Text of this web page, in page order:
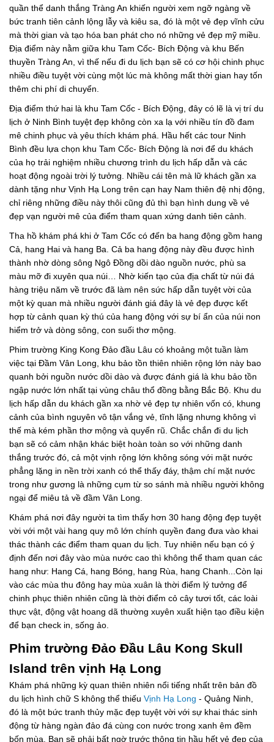
quần thể danh thắng Tràng An khiến người xem ngỡ ngàng về
bức tranh tiên cảnh lộng lẫy và kiêu sa, đó là một vẻ đẹp vĩnh cửu
mà thời gian và tạo hóa ban phát cho nó những vẻ đẹp mỹ miều.
Địa điểm này nằm giữa khu Tam Cốc- Bích Động và khu Bến
thuyền Tràng An, vì thế nếu đi du lịch bạn sẽ có cơ hội chinh phục
nhiều điều tuyệt vời cùng một lúc mà không mất thời gian hay tốn
thêm chi phí di chuyển.
Địa điểm thứ hai là khu Tam Cốc - Bích Động, đây có lẽ là vị trí du
lịch ở Ninh Bình tuyệt đẹp không còn xa lạ với nhiều tín đồ đam
mê chinh phục và yêu thích khám phá. Hầu hết các tour Ninh
Bình đều lựa chọn khu Tam Cốc- Bích Động là nơi để du khách
của họ trải nghiệm nhiều chương trình du lịch hấp dẫn và các
hoạt động ngoài trời lý tưởng. Nhiều cái tên mà lữ khách gần xa
dành tặng như Vịnh Hạ Long trên cạn hay Nam thiên đệ nhị động,
chỉ riêng những điều này thôi cũng đủ thì bạn hình dung về vẻ
đẹp vạn người mê của điểm tham quan xứng danh tiên cảnh.
Tha hồ khám phá khi ở Tam Cốc có đến ba hang động gồm hang
Cả, hang Hai và hang Ba. Cả ba hang động này đều được hình
thành nhờ dòng sông Ngô Đồng dồi dào nguồn nước, phù sa
màu mỡ đi xuyên qua núi… Nhờ kiến tạo của địa chất từ núi đá
hàng triệu năm về trước đã làm nên sức hấp dẫn tuyệt vời của
một kỳ quan mà nhiều người đánh giá đây là vẻ đẹp được kết
hợp từ cảnh quan kỳ thú của hang động với sự bí ẩn của núi non
hiểm trở và dòng sông, con suối thơ mộng.
Phim trường King Kong Đảo đầu Lâu có khoảng một tuần làm
việc tại Đầm Vân Long, khu bảo tồn thiên nhiên rộng lớn này bao
quanh bởi nguồn nước dồi dào và được đánh giá là khu bảo tồn
ngập nước lớn nhất tại vùng châu thổ đồng bằng Bắc Bộ. Khu du
lịch hấp dẫn du khách gần xa nhờ vẻ đẹp tự nhiên vốn có, khung
cảnh của bình nguyên vô tận vắng vẻ, tĩnh lặng nhưng không vì
thế mà kém phần thơ mộng và quyến rũ. Chắc chắn đi du lịch
bạn sẽ có cảm nhận khác biệt hoàn toàn so với những danh
thắng trước đó, cả một vịnh rộng lớn không sóng với mặt nước
phẳng lặng in nền trời xanh có thể thấy đáy, thậm chí mặt nước
trong như gương là những cụm từ so sánh mà nhiều người không
ngại để miêu tả về đầm Vân Long.
Khám phá nơi đây người ta tìm thấy hơn 30 hang động đẹp tuyệt
vời với một vài hang quy mô lớn chính quyền đang đưa vào khai
thác thành các điểm tham quan du lịch. Tuy nhiên nếu bạn có ý
định đến nơi đây vào mùa nước cao thì không thể tham quan các
hang như: Hang Cá, hang Bóng, hang Rùa, hang Chanh...Còn lại
vào các mùa thu đông hay mùa xuân là thời điểm lý tưởng để
chinh phục thiên nhiên cũng là thời điểm cỏ cây tươi tốt, các loài
thực vật, động vật hoang dã thường xuyên xuất hiện tạo điều kiện
để bạn check in, sống ảo.
Phim trường Đảo Đầu Lâu Kong Skull
Island trên vịnh Hạ Long
Khám phá những kỳ quan thiên nhiên nổi tiếng nhất trên bản đồ
du lịch hình chữ S không thể thiếu Vịnh Hạ Long - Quảng Ninh,
đó là một bức tranh thủy mặc đẹp tuyệt vời với sự khai thác sinh
động từ hàng ngàn đảo đá cùng con nước trong xanh êm đềm
bốn mùa. Bạn sẽ phải bất ngờ trước thông tin hầu hết vẻ đẹp của